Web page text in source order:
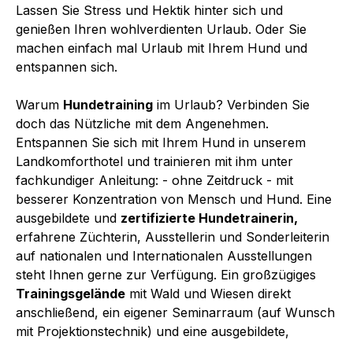
Lassen Sie Stress und Hektik hinter sich und
genießen Ihren wohlverdienten Urlaub. Oder Sie
machen einfach mal Urlaub mit Ihrem Hund und
entspannen sich.
Warum Hundetraining im Urlaub? Verbinden Sie
doch das Nützliche mit dem Angenehmen.
Entspannen Sie sich mit Ihrem Hund in unserem
Landkomforthotel und trainieren mit ihm unter
fachkundiger Anleitung: - ohne Zeitdruck - mit
besserer Konzentration von Mensch und Hund. Eine
ausgebildete und zertifizierte Hundetrainerin,
erfahrene Züchterin, Ausstellerin und Sonderleiterin
auf nationalen und Internationalen Ausstellungen
steht Ihnen gerne zur Verfügung. Ein großzügiges
Trainingsgelände mit Wald und Wiesen direkt
anschließend, ein eigener Seminarraum (auf Wunsch
mit Projektionstechnik) und eine ausgebildete,